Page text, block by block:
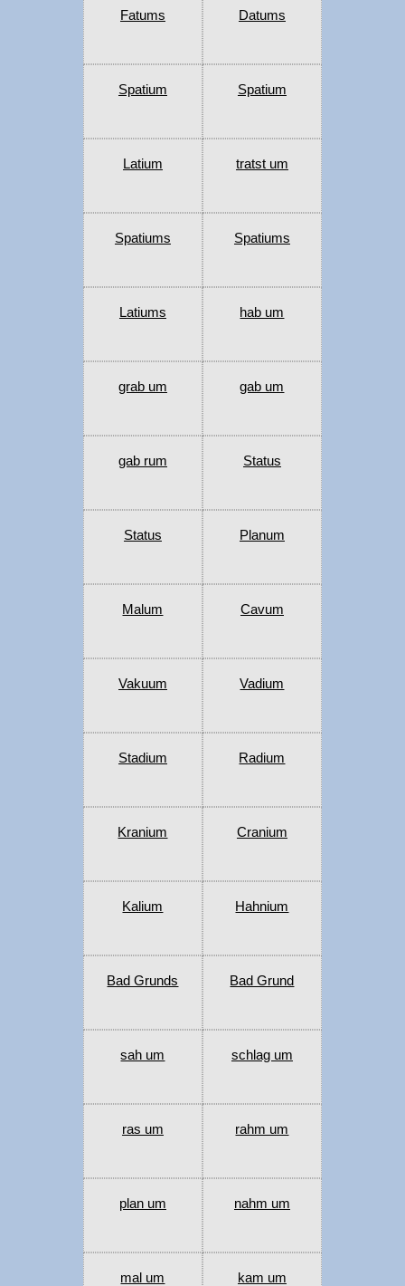
Fatums Datums
Spatium Spatium
Latium tratst um
Spatiums Spatiums
Latiums hab um
grab um gab um
gab rum Status
Status Planum
Malum Cavum
Vakuum Vadium
Stadium Radium
Kranium Cranium
Kalium Hahnium
Bad Grunds Bad Grund
sah um schlag um
ras um rahm um
plan um nahm um
mal um kam um